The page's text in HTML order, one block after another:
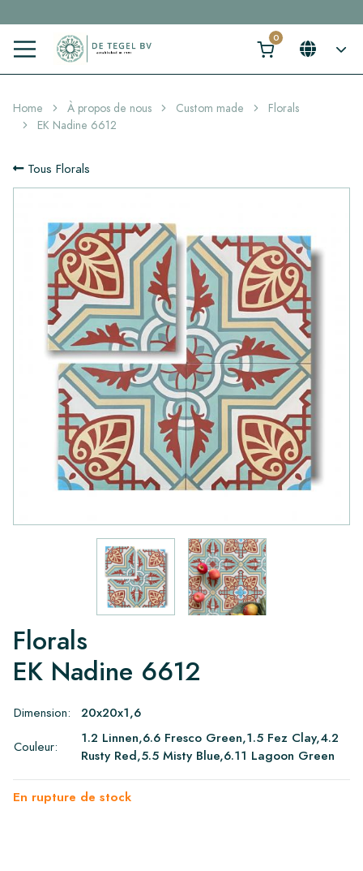
Cliquez ici et trouvez votre carrelage idéal en 2 min. →
Home À propos de nous Custom made
Florals
EK Nadine 6612
Tous Florals
Florals
EK Nadine 6612
Dimension:
20x20x1,6
Couleur:
1.2 Linnen,6.6 Fresco Green,1.5 Fez Clay,4.2
Rusty Red,5.5 Misty Blue,6.11 Lagoon Green
En rupture de stock